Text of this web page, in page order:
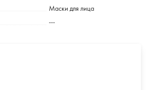
Маски для лица
---